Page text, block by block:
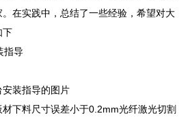
在实践中，总结了一些经验，希望对大
下
安装指导的图片
下料尺寸误差小于0.2mm光纤激光切割